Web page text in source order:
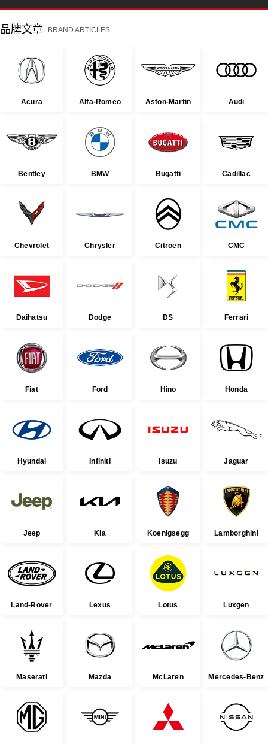
品牌文章 BRAND ARTICLES
Acura Alfa-Romeo Aston-Martin Audi
Bentley BMW Bugatti Cadillac
Chevrolet Chrysler Citroen CMC
Daihatsu Dodge DS Ferrari
Fiat Ford Hino Honda
Hyundai Infiniti Isuzu Jaguar
Jeep Kia Koenigsegg Lamborghini
Land-Rover Lexus Lotus Luxgen
Maserati Mazda McLaren Mercedes-Benz